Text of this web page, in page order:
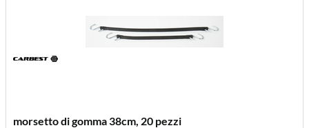
morsetto di gomma 38cm, 20 pezzi